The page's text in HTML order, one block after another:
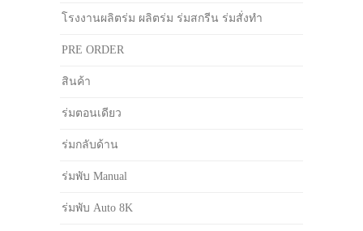
โรงงานผลิตร่ม ผลิตร่ม ร่มสกรีน ร่มสั่งทำ
PRE ORDER
สินค้า
ร่มตอนเดียว
ร่มกลับด้าน
ร่มพับ Manual
ร่มพับ Auto 8K